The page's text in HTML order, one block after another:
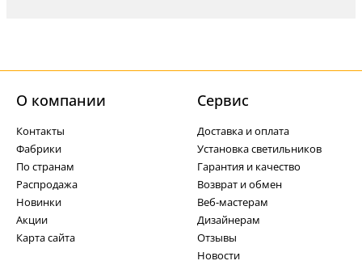
О компании
Контакты
Фабрики
По странам
Распродажа
Новинки
Акции
Карта сайта
Cервис
Доставка и оплата
Установка светильников
Гарантия и качество
Возврат и обмен
Веб-мастерам
Дизайнерам
Отзывы
Новости